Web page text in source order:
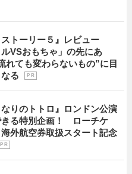
ストーリー５』レビュー
ルVSおもちゃ」の先にあ
れても変わらないもの”に目
る
P R
りのトトロ』ロンドン公演
きる特別企画！ ローチケ
海外航空券取扱スタート記念
P R